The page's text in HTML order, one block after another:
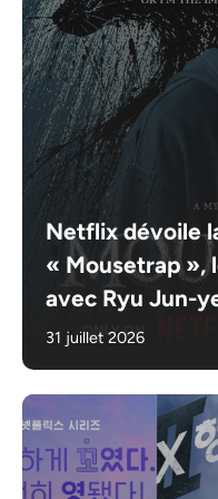
Netflix dévoile
« Mousetrap »,
avec Ryu Jun-
31 juillet 2026